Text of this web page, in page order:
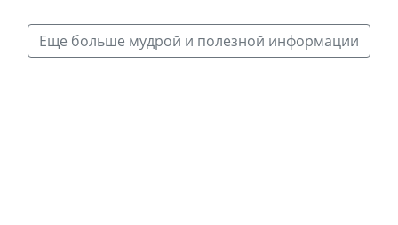
Еще больше мудрой и полезной информации